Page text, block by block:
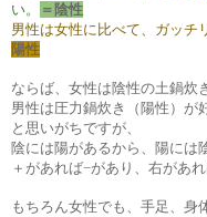
い。
＝陰性
男性は女性に比べて、ガッチ
陽性
ならば、女性は陰性の土鍋炊
男性は圧力鍋炊き（陽性）が
と思いがちですが、
陰には陽があるから、陽には
＋があれば−があり、右があ
もちろん女性でも、手足、身